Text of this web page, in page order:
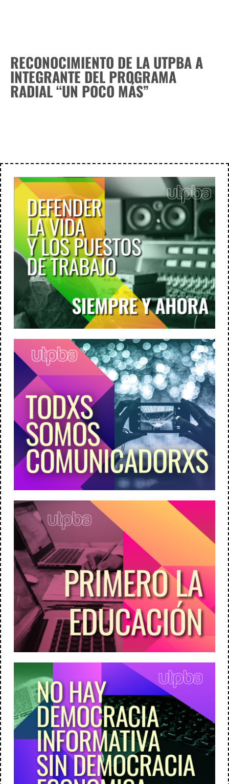
RECONOCIMIENTO DE LA UTPBA A
INTEGRANTE DEL PROGRAMA
RADIAL “UN POCO MÁS”